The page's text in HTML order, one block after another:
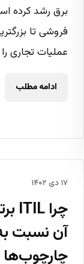
برق رشد کرده
فروشی تا
عملیات تجاری
ادامه مطلب
۱۷ دی ۱۴۰۲
آن نسبت
چارچوب‌ها